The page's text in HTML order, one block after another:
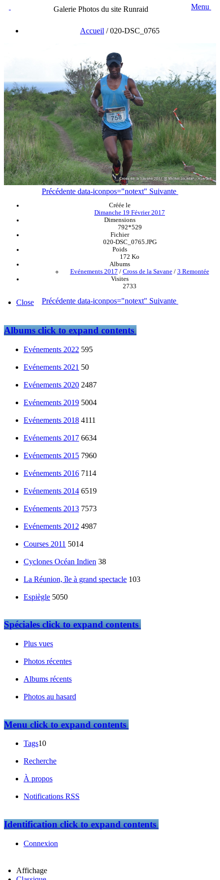
Galerie Photos du site Runraid Menu
Accueil /020-DSC_0765
Précédente data-iconpos="notext" Suivante
Créée le
Dimanche 19 Février 2017
Dimensions
792*529
Fichier
020-DSC_0765.JPG
Poids
172 Ko
Albums
Evénements 2017 / Cross de la Savane/ 3 Remontée
Visites
2733
Précédente data-iconpos="notext" Suivante
Close
Albumsclick to expand contents
Evénements 2022 595
Evénements 2021 50
Evénements 2020 2487
Evénements 2019 5004
Evénements 2018 4111
Evénements 2017 6634
Evénements 2015 7960
Evénements 2016 7114
Evénements 2014 6519
Evénements 2013 7573
Evénements 2012 4987
Courses 2011 5014
Cyclones Océan Indien 38
La Réunion, île à grand spectacle 103
Espiègle 5050
Spécialesclick to expand contents
Plus vues
Photos récentes
Albums récents
Photos au hasard
Menuclick to expand contents
Tags10
Recherche
À propos
Notifications RSS
Identificationclick to expand contents
Connexion
Affichage